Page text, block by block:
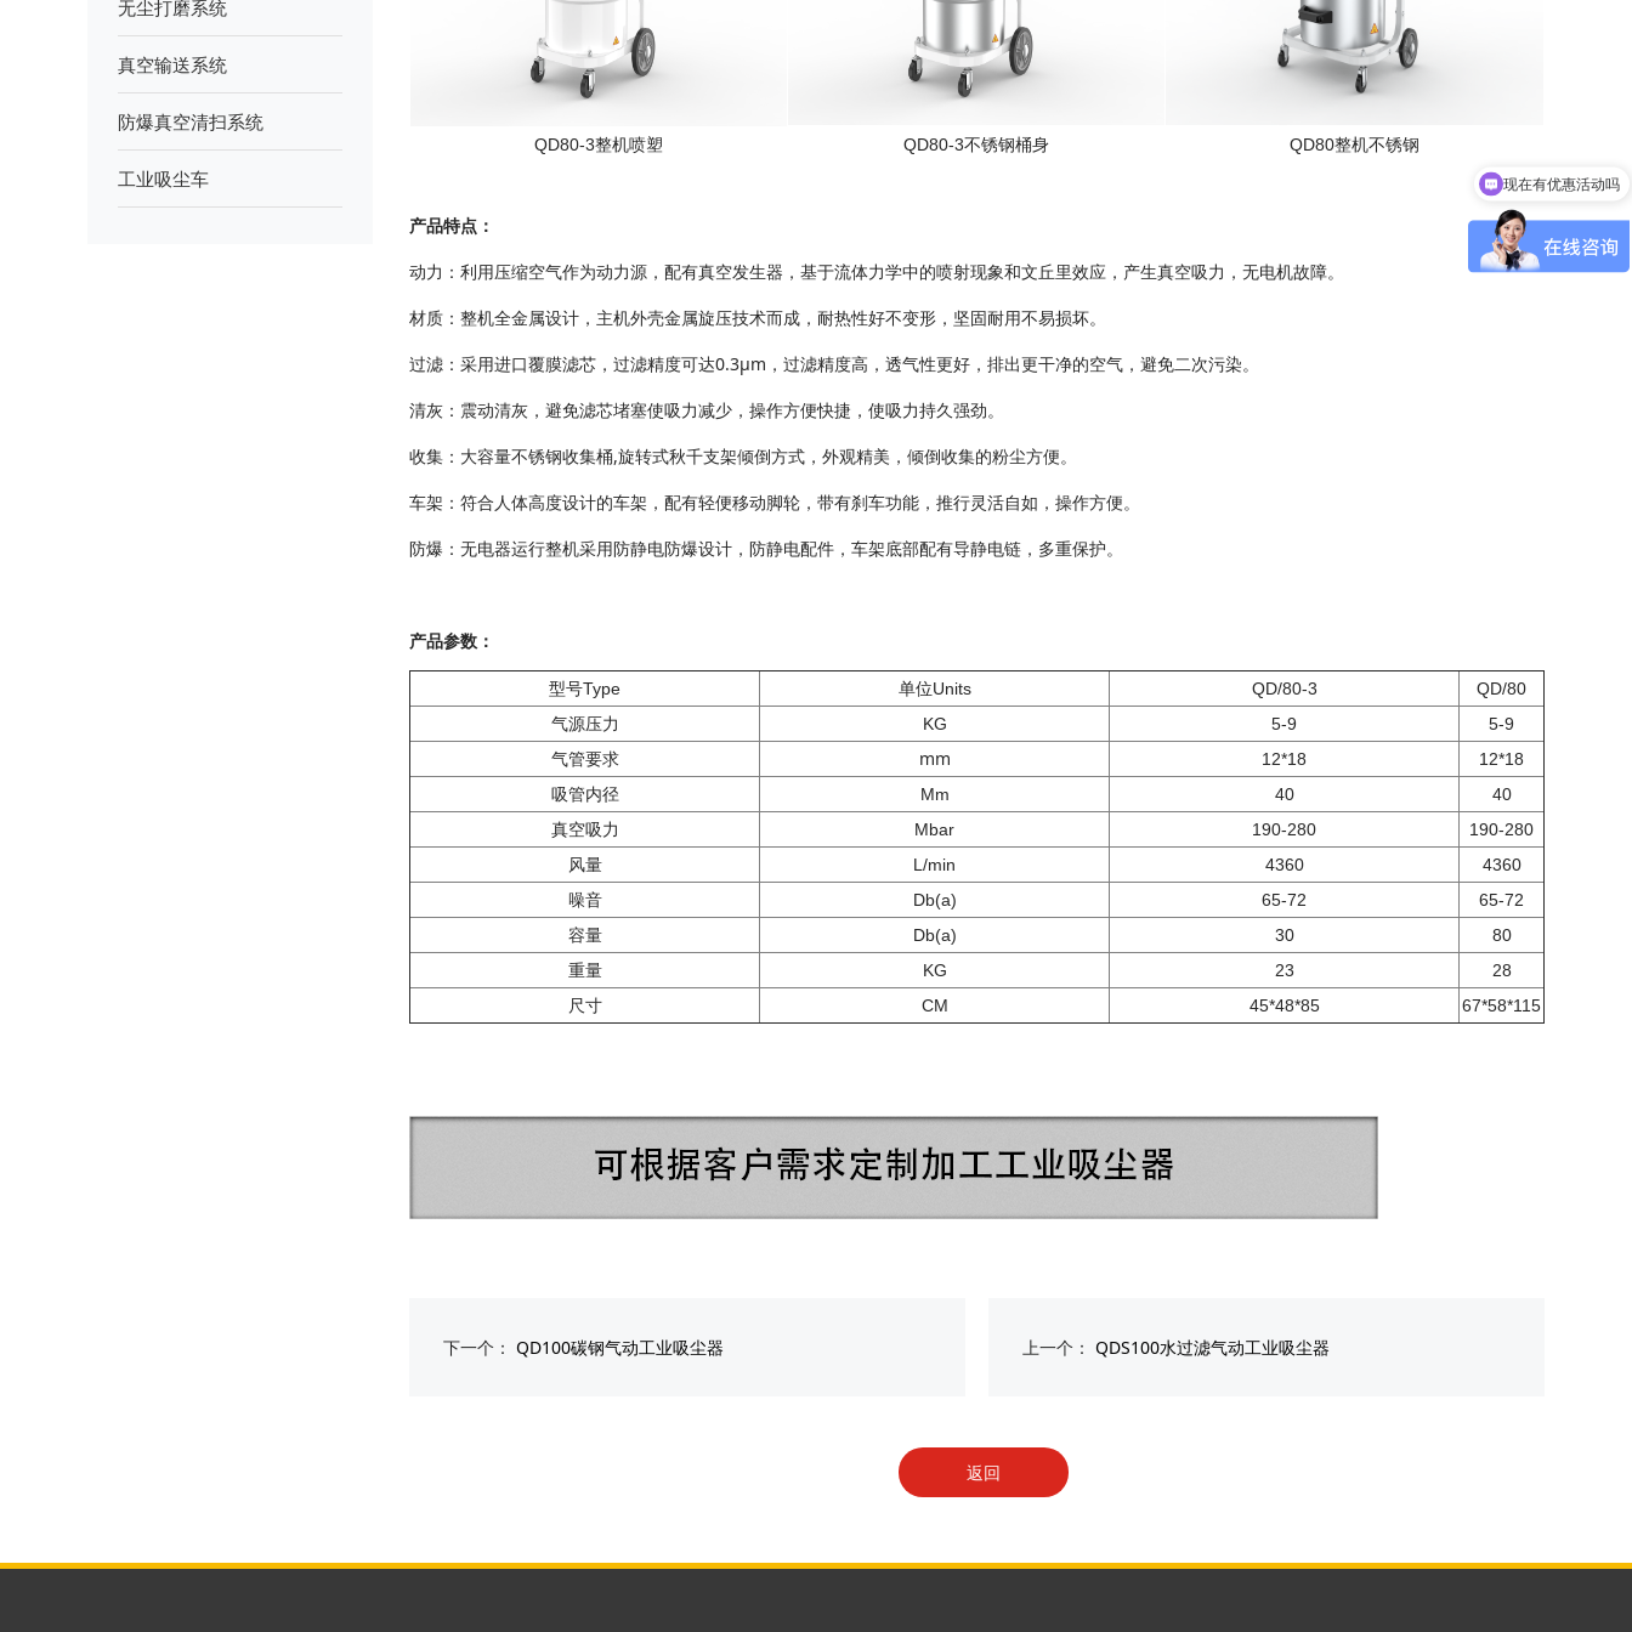
无尘打磨系统
真空输送系统
防爆真空清扫系统
工业吸尘车
QD80-3整机喷塑 QD80-3不锈钢桶身 QD80整机不锈钢
产品特点：
动力：利用压缩空气作为动力源，配有真空发生器，基于流体力学中的喷射现象和文丘里效应，产生真空吸力，无电机故障。
材质：整机全金属设计，主机外壳金属旋压技术而成，耐热性好不变形，坚固耐用不易损坏。
过滤：采用进口覆膜滤芯，过滤精度可达0.3μm，过滤精度高，透气性更好，排出更干净的空气，避免二次污染。
清灰：震动清灰，避免滤芯堵塞使吸力减少，操作方便快捷，使吸力持久强劲。
收集：大容量不锈钢收集桶,旋转式秋千支架倾倒方式，外观精美，倾倒收集的粉尘方便。
车架：符合人体高度设计的车架，配有轻便移动脚轮，带有刹车功能，推行灵活自如，操作方便。
防爆：无电器运行整机采用防静电防爆设计，防静电配件，车架底部配有导静电链，多重保护。
产品参数：
型号Type 单位Units QD/80-3
QD/80
气源压力
KG 5-9 5-9
气管要求 mm 12*18
12*18
吸管内径
Mm 40
40
真空吸力
Mbar 190-280
190-280
风量
L/min 4360
4360
噪音
Db(a) 65-72
65-72
容量
Db(a) 30
80
重量
KG 23
28
尺寸
CM 45*48*85 67*58*115
上一个： QDS100水过滤气动工业吸尘器
下一个：QD100碳钢气动工业吸尘器
返回
现在有优惠活动吗